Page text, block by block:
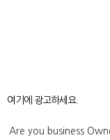
여기에 광고하세요.
Are you business